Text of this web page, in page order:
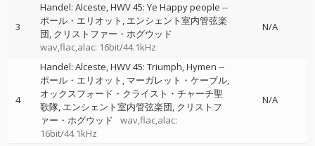
3
Handel: Alceste, HWV 45: Ye Happy people --
ポール・エリオット エンシェント室内管弦楽
団 クリストファー・ホグウッド
wav,flac,alac: 16bit/44.1kHz
N/A
4
Handel: Alceste, HWV 45: Triumph, Hymen --
ポール・エリオット マーガレット・ケーブル
オックスフォード・クライスト・チャーチ聖
歌隊 エンシェント室内管弦楽団 クリストフ
ァー・ホグウッド
wav,flac,alac:
16bit/44.1kHz
N/A